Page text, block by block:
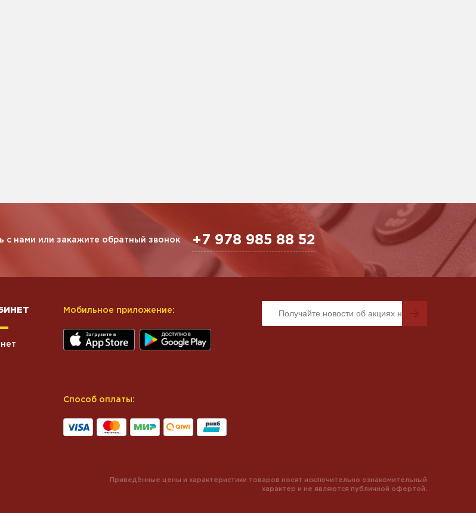
с нами или закажите обратный звонок +7 978 985 88 52
Мобильное приложение:
Способ оплаты:
Приведённые цены и характеристики товаров носят исключительно ознакомительный
характер и не являются публичной офертой.